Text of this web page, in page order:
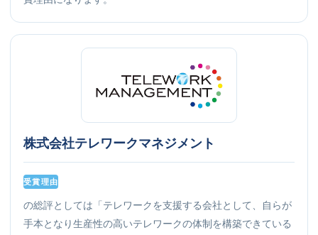
株式会社テレワークマネジメント
受賞理由
の総評としては「テレワークを支援する会社として、自らが
手本となり生産性の高いテレワークの体制を構築できている